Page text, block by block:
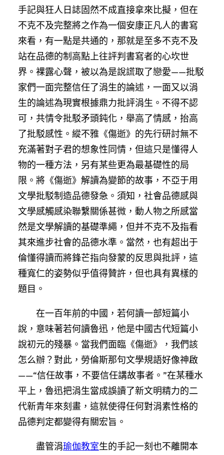
手記與狂人日誌固然不成直接拿來比擬，但在
不克不及完整將之作為一個安康正凡人的書寫
來看，有一點是共通的，那就是至多不克不及
站在品德的制高點上往評判書寫者的心坎世
界。裸露心聲，被以為是說謊取了戀愛——批駁
家們一面完整信任了涓生的論述，一面又以涓
生的論述為現實根據鼎力批評涓生。不得不認
可，共情令批駁矛頭鈍化，舉高了情感，抬高
了批駁感性。縱不雅《傷逝》的先行研討無不
充滿著對子君的想象性同情，但這只是懂得人
物的一種方法，另有某些更為最基礎性的局
限。將《傷逝》解讀為變節的故事，不亞于用
文學批駁制造品德發急。須知，社會品德感與
文學感觸感染聯繫關係甚微，動人物之所感當
然是文學解讀的基礎準繩，但并不克不及指看
其來進步社會的品德水準。當然，也有超出于
倫懂得讀而將鋒芒指向發蒙的反思與批評，這
種寬仁的姿勢似乎值得贊許，但也具有異樣的
題目。
在一百年前的中國，若何讀一部短篇小
說，意味著若何讀魯迅，他是中國古代短篇小
說初元的殘暴。當我們面臨《傷逝》，我們該
怎么辦？對此，勞倫斯那句文學規語好像神啟
——“信任故事，不要信任講故事者。”在某種水
平上，魯迅把涓生當成誤讀了新文明精力的二
代新青年來刻畫，這就使得任何對涓素性格的
品德判定都變得有關宏旨。
盡管涓瑜伽教室生的手記一刻也不離開本